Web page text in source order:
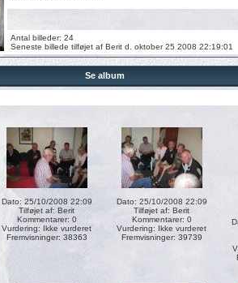
Antal billeder: 24
Seneste billede tilføjet af Berit d. oktober 25 2008 22:19:01
Se album
Dato: 25/10/2008 22:09
Tilføjet af: Berit
Kommentarer: 0
Vurdering: Ikke vurderet
Fremvisninger: 38363
Dato: 25/10/2008 22:09
Tilføjet af: Berit
Kommentarer: 0
Vurdering: Ikke vurderet
Fremvisninger: 39739